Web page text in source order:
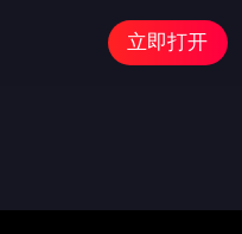
立即打开